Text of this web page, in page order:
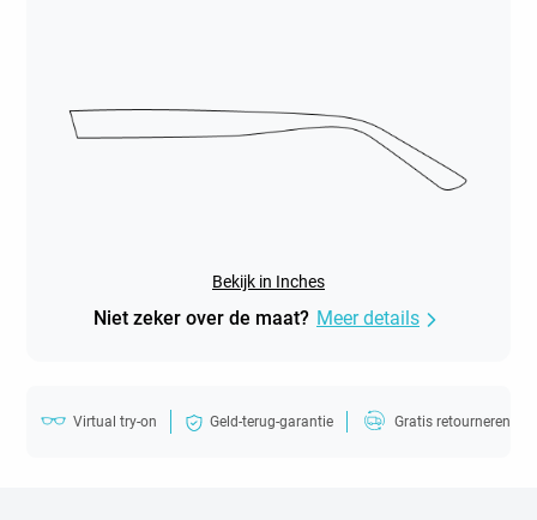
Bekijk in Inches
Niet zeker over de maat? Meer details
Virtual try-on Geld-terug-garantie Gratis retourneren